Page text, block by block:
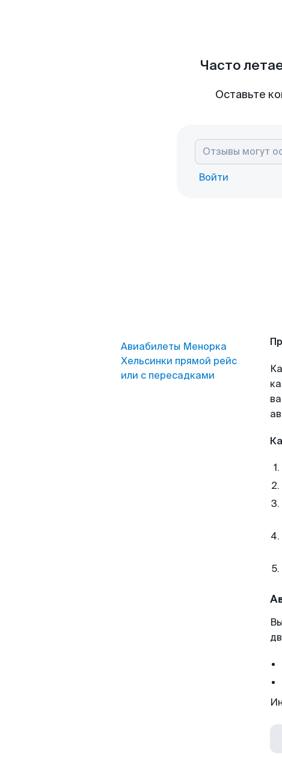
Часто
Оставьте
Войти
Авиабилеты Менорка
Хельсинки прямой рейс
или с пересадками